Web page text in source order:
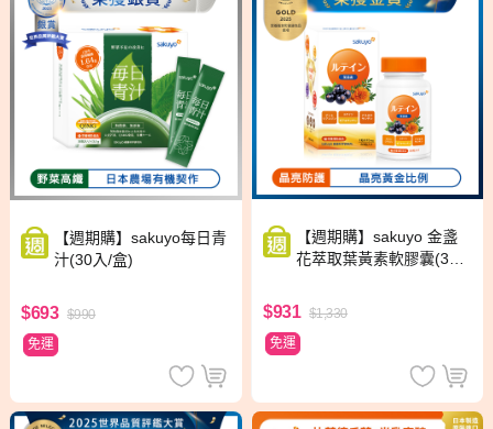
【週期購】sakuyo每日青
汁(30入/盒)
$693 $990
免運
【週期購】sakuyo 金盞
花萃取葉黃素軟膠囊(30
$931 $1,330
免運